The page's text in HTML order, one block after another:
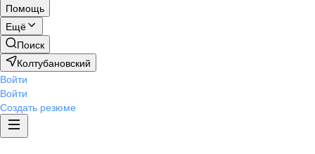
Помощь
Ещё
Поиск
Колтубановский
Войти
Войти
Создать резюме